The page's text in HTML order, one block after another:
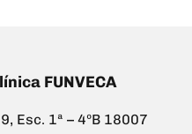
FUNVECA
Esc. 1ª – 4ºB 18007